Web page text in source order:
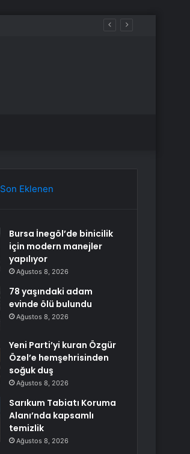
Son Eklenen
Bursa İnegöl’de binicilik
için modern manejler
yapılıyor
Ağustos 8, 2026
78 yaşındaki adam
evinde ölü bulundu
Ağustos 8, 2026
Yeni Parti’yi kuran Özgür
Özel’e hemşehrisinden
soğuk duş
Ağustos 8, 2026
Sarıkum Tabiatı Koruma
Alanı’nda kapsamlı
temizlik
Ağustos 8, 2026